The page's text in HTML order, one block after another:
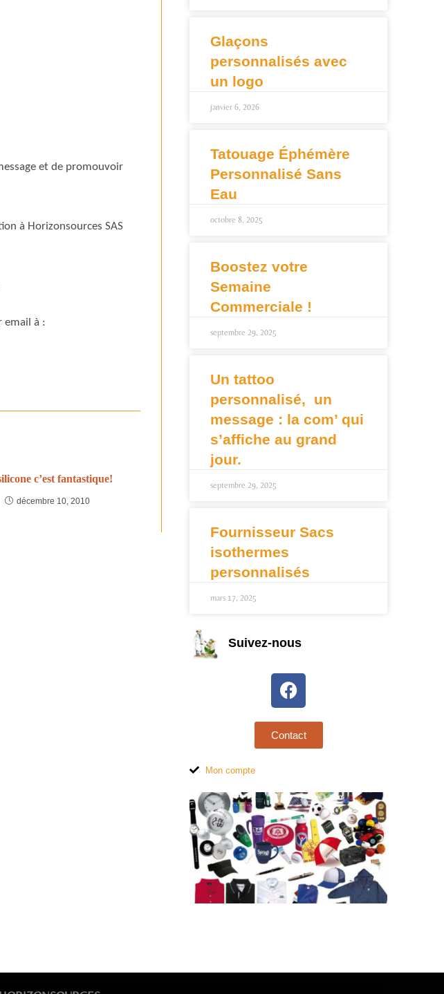
et de promouvoir
à Horizonsources SAS
email à :
c’est fantastique!
décembre 10, 2010
Glaçons
personnalisés avec
un logo
janvier 6, 2026
Tatouage Éphémère
Personnalisé Sans
Eau
octobre 8, 2025
Boostez votre
Semaine
Commerciale !
septembre 29, 2025
Un tattoo
personnalisé, un
message : la com’ qui
s’affiche au grand
jour.
septembre 29, 2025
Fournisseur Sacs
isothermes
personnalisés
mars 17, 2025
Suivez-nous
Contact
Mon compte